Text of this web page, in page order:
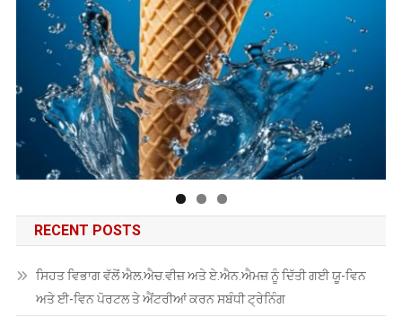
RECENT POSTS
ਸਿਹਤ ਵਿਭਾਗ ਵੱਲੋਂ ਐਲ.ਐਚ.ਵੀਜ਼ ਅਤੇ ਏ.ਐਨ.ਐਮਜ਼ ਨੂੰ ਦਿੱਤੀ ਗਈ ਯੂ-ਵਿਨ
ਅਤੇ ਈ-ਵਿਨ ਪੋਰਟਲ ਤੇ ਐਂਟਰੀਆਂ ਕਰਨ ਸਬੰਧੀ ਟ੍ਰੇਨਿੰਗ